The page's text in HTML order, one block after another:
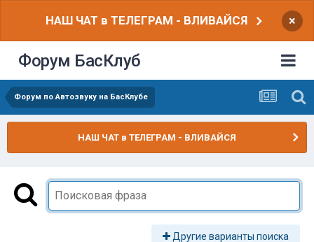
НАШ ЧАТ в ТЕЛЕГРАМ - ВЛИВАЙСЯ ×
Форум БасКлуб
Форум по Автозвуку на БасКлубе
НАШ ЧАТ в ТЕЛЕГРАМ - ВЛИВАЙСЯ
Другие варианты поиска